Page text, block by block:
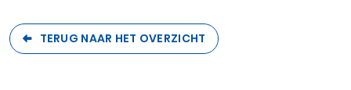
TERUG NAAR HET OVERZICHT